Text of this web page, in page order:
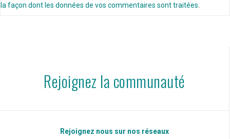
la façon dont les données de vos commentaires sont traitées
Rejoignez la communauté
Rejoignez nous sur nos réseaux